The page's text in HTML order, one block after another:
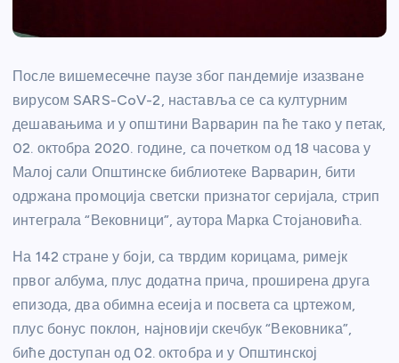
После вишемесечне паузе због пандемије изазване
вирусом SARS-CoV-2, наставља се са културним
дешавањима и у општини Варварин па ће тако у петак,
02. октобра 2020. године, са почетком од 18 часова у
Малој сали Општинске библиотеке Варварин, бити
одржана промоција светски признатог серијала, стрип
интеграла “Вековници”, аутора Марка Стојановића.
На 142 стране у боји, са тврдим корицама, римејк
првог албума, плус додатна прича, проширена друга
епизода, два обимна есеија и посвета са цртежом,
плус бонус поклон, најновији скечбук “Вековника”,
биће доступан од 02. октобра и у Општинској